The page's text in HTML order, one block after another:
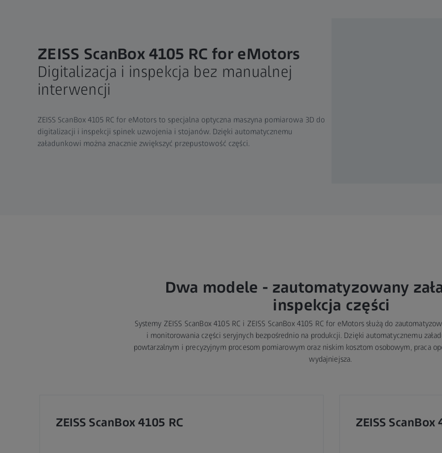
ZEISS ScanBox 4105 RC for eMotors
Digitalizacja i inspekcja bez manualnej
interwencji
ZEISS ScanBox 4105 RC for eMotors to specjalna optyczna maszyna pomiarowa 3D do
digitalizacji i inspekcji spinek uzwojenia i stojanów. Dzięki automatycznemu
załadunkowi można znacznie zwiększyć przepustowość części.
Dwa modele - zautomatyzowany
inspekcja części
Systemy ZEISS ScanBox 4105 RC i ZEISS ScanBox 4105 RC for eMotors służą do
i monitorowania części seryjnych bezpośrednio na produkcji. Dzięki automatycznemu
powtarzalnym i precyzyjnym procesom pomiarowym oraz niskim kosztom osobowym, praca
wydajniejsza.
ZEISS ScanBox 4105 RC ZEISS